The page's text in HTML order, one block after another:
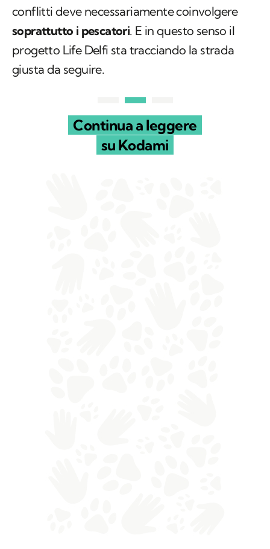
conflitti deve necessariamente coinvolgere
soprattutto i pescatori. E in questo senso il
progetto Life Delfi sta tracciando la strada
giusta da seguire.
Continua a leggere
su Kodami